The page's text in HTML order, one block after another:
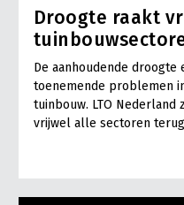
Droogte raakt
De aanhoudende
toenemende problemen
tuinbouw. LTO
vrijwel alle sectoren